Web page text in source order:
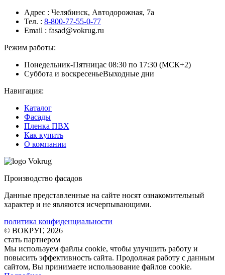
Адрес : Челябинск, Автодорожная, 7а
Тел. : 8-800-77-55-0-77
Email : fasad@vokrug.ru
Режим работы:
Понедельник-Пятницас 08:30 по 17:30 (МСК+2)
Суббота и воскресеньеВыходные дни
Навигация:
Каталог
Фасады
Пленка ПВХ
Как купить
О компании
Производство фасадов
Данные представленные на сайте носят ознакомительный
характер и не являются исчерпывающими.
политика конфиденциальности
© ВОКРУГ, 2026
стать партнером
Мы используем файлы cookie, чтобы улучшить работу и
повысить эффективность сайта. Продолжая работу с данным
сайтом, Вы принимаете использование файлов cookie.